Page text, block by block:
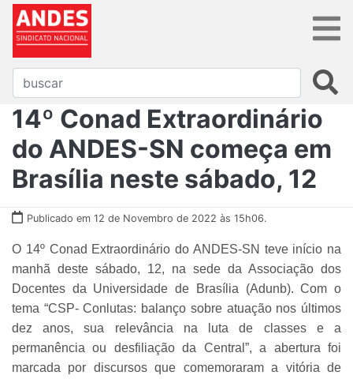
14º Conad Extraordinário
do ANDES-SN começa em
Brasília neste sábado, 12
Publicado em 12 de Novembro de 2022 às 15h06.
O 14º Conad Extraordinário do ANDES-SN teve início na
manhã deste sábado, 12, na sede da Associação dos
Docentes da Universidade de Brasília (Adunb). Com o
tema “CSP- Conlutas: balanço sobre atuação nos últimos
dez anos, sua relevância na luta de classes e a
permanência ou desfiliação da Central”, a abertura foi
marcada por discursos que comemoraram a vitória de